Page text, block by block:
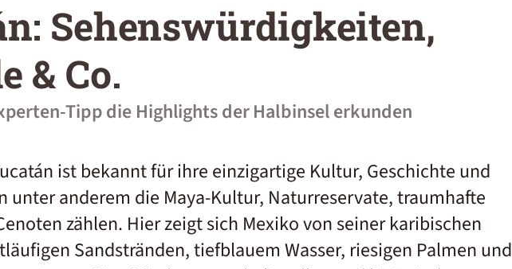
Sehenswürdigkeiten,
& Co.
Tipp die Highlights der Halbinsel erkunden
ist bekannt für ihre einzigartige Kultur, Geschichte und
unter anderem die Maya-Kultur, Naturreservate, traumhafte
zählen. Hier zeigt sich Mexiko von seiner karibischen
Sandstränden, tiefblauem Wasser, riesigen Palmen und